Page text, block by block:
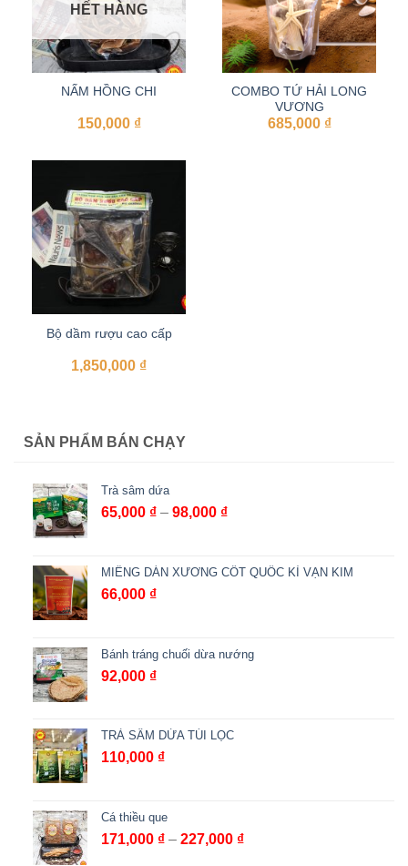
HẾT HÀNG
NẤM HỒNG CHI
150,000 ₫
COMBO TỨ HẢI LONG
VƯƠNG
685,000 ₫
Bộ dầm rượu cao cấp
1,850,000 ₫
SẢN PHẨM BÁN CHẠY
Trà sâm dứa
65,000 ₫ – 98,000 ₫Khoảng
65,000 ₫
MIẾNG DÁN XƯƠNG CỐT QUỐC KÌ VẠN KIM
66,000 ₫
Bánh tráng chuối dừa nướng
92,000 ₫
TRÀ SÂM DỨA TÚI LỌC
110,000 ₫
Cá thiều que
171,000 ₫ – 227,000 ₫Khoảng